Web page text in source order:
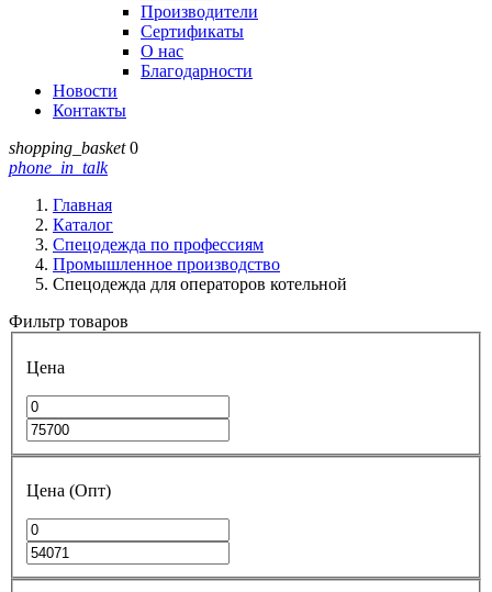
Производители
Сертификаты
О нас
Благодарности
Новости
Контакты
shopping_basket 0
phone_in_talk
Главная
Каталог
Спецодежда по профессиям
Промышленное производство
Спецодежда для операторов котельной
Фильтр товаров
Цена
Цена (Опт)